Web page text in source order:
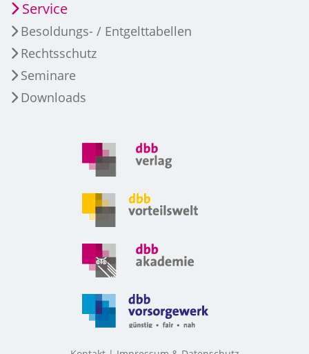
Service
Besoldungs- / Entgelttabellen
Rechtsschutz
Seminare
Downloads